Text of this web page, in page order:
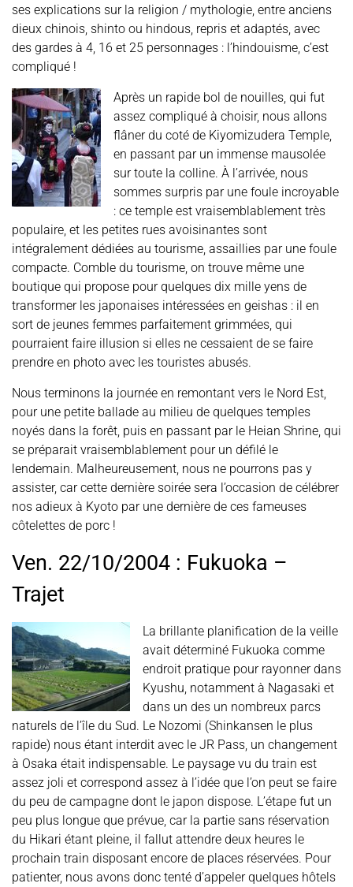
ses explications sur la religion / mythologie, entre anciens
dieux chinois, shinto ou hindous, repris et adaptés, avec
des gardes à 4, 16 et 25 personnages : l’hindouisme, c’est
compliqué !
Après un rapide bol de nouilles, qui fut
assez compliqué à choisir, nous allons
flâner du coté de Kiyomizudera Temple,
en passant par un immense mausolée
sur toute la colline. À l’arrivée, nous
sommes surpris par une foule incroyable
: ce temple est vraisemblablement très
populaire, et les petites rues avoisinantes sont
intégralement dédiées au tourisme, assaillies par une foule
compacte. Comble du tourisme, on trouve même une
boutique qui propose pour quelques dix mille yens de
transformer les japonaises intéressées en geishas : il en
sort de jeunes femmes parfaitement grimmées, qui
pourraient faire illusion si elles ne cessaient de se faire
prendre en photo avec les touristes abusés.
Nous terminons la journée en remontant vers le Nord Est,
pour une petite ballade au milieu de quelques temples
noyés dans la forêt, puis en passant par le Heian Shrine, qui
se préparait vraisemblablement pour un défilé le
lendemain. Malheureusement, nous ne pourrons pas y
assister, car cette dernière soirée sera l’occasion de célébrer
nos adieux à Kyoto par une dernière de ces fameuses
côtelettes de porc !
Ven. 22/10/2004 : Fukuoka –
Trajet
La brillante planification de la veille
avait déterminé Fukuoka comme
endroit pratique pour rayonner dans
Kyushu, notamment à Nagasaki et
dans un des un nombreux parcs
naturels de l’île du Sud. Le Nozomi (Shinkansen le plus
rapide) nous étant interdit avec le JR Pass, un changement
à Osaka était indispensable. Le paysage vu du train est
assez joli et correspond assez à l’idée que l’on peut se faire
du peu de campagne dont le japon dispose. L’étape fut un
peu plus longue que prévue, car la partie sans réservation
du Hikari étant pleine, il fallut attendre deux heures le
prochain train disposant encore de places réservées. Pour
patienter, nous avons donc tenté d’appeler quelques hôtels